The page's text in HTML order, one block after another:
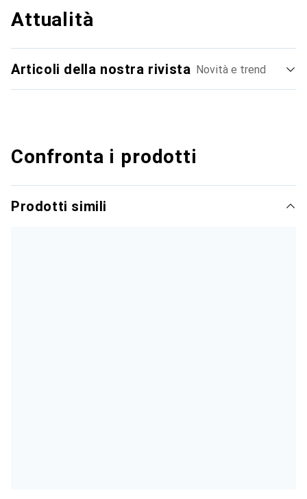
Attualità
Articoli della nostra rivista Novità e trend
Confronta i prodotti
Prodotti simili